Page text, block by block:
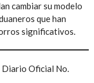
cambiar su modelo
que han
significativos.
Diario Oficial No.